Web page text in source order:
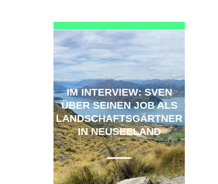
IM INTERVIEW: SVEN
ÜBER SEINEN JOB ALS
LANDSCHAFTSGÄRTNER
IN NEUSEELAND